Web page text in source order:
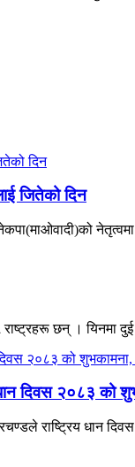
जितेको दिन
छन् । यिनमा
दिवस २०८३ को
राष्ट्रिय धान